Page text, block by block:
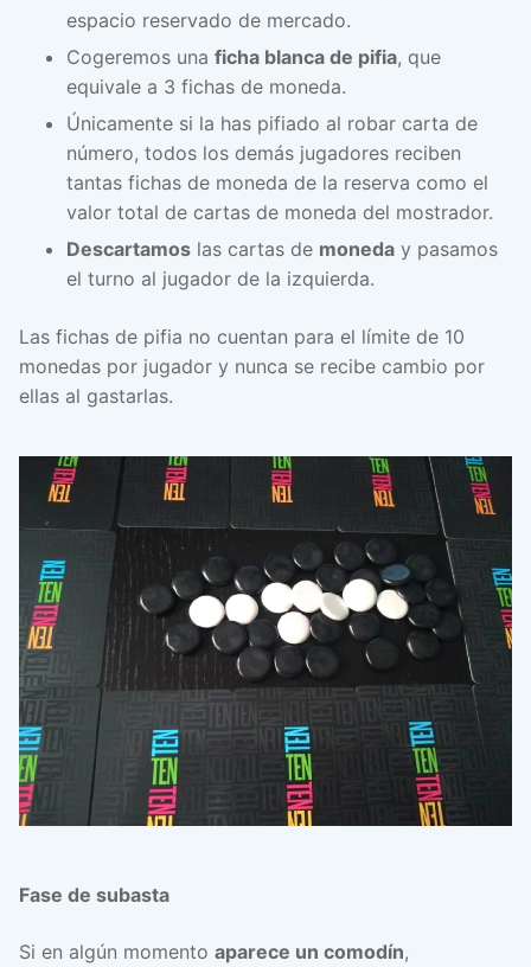
espacio reservado de mercado.
Cogeremos una ficha blanca de pifia, que
equivale a 3 fichas de moneda.
Únicamente si la has pifiado al robar carta de
número, todos los demás jugadores reciben
tantas fichas de moneda de la reserva como el
valor total de cartas de moneda del mostrador.
Descartamos las cartas de moneda y pasamos
el turno al jugador de la izquierda.
Las fichas de pifia no cuentan para el límite de 10
monedas por jugador y nunca se recibe cambio por
ellas al gastarlas.
Fase de subasta
Si en algún momento aparece un comodín,